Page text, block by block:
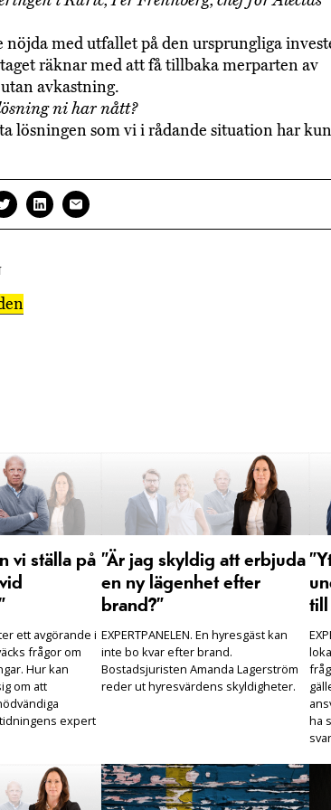
med utfallet på den ursprungliga
räknar med att få tillbaka merparten av
avkastning.
ni har nått?
lösningen som vi i rådande situation har
vi ställa på
ett avgörande i
frågor om
Hur kan
om att
expert
”Är jag skyldig att erbjuda
en ny lägenhet efter
brand?”
EXPERTPANELEN. En hyresgäst kan
inte bo kvar efter brand.
Bostadsjuristen Amanda Lagerström
reder ut hyresvärdens skyldigheter.
till
ha